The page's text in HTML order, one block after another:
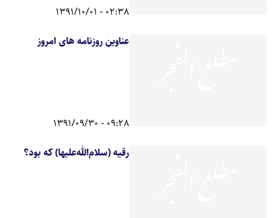
02:38 - 1391/10/01
عناوین روزنامه های امروز
09:28 - 1391/09/30
رقيه (سلام‌الله‌عليها) كه بود؟